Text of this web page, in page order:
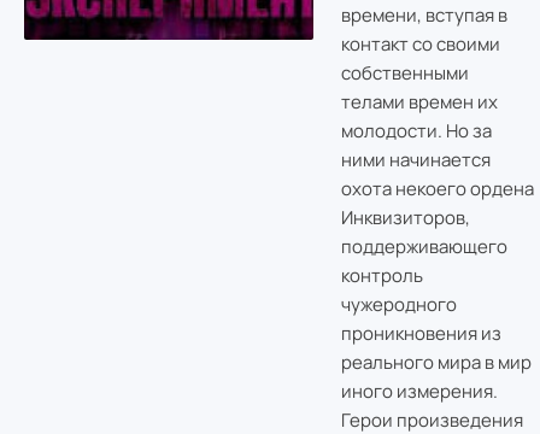
времени, вступая в
контакт со своими
собственными
телами времен их
молодости. Но за
ними начинается
охота некоего ордена
Инквизиторов,
поддерживающего
контроль
чужеродного
проникновения из
реального мира в мир
иного измерения.
Герои произведения